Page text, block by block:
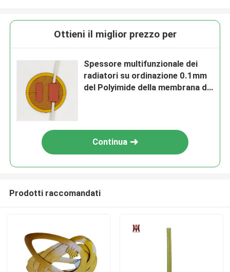
Ottieni il miglior prezzo per
Spessore multifunzionale dei
radiatori su ordinazione 0.1mm
del Polyimide della membrana di
Continua
Prodotti raccomandati